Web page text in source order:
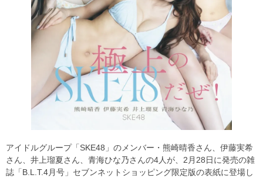
アイドルグループ「SKE48」のメンバー・熊崎晴香さん、伊藤実希
さん、井上瑠夏さん、青海ひな乃さんの4人が、2月28日に発売の雑
誌「B.L.T.4月号」セブンネットショッピング限定版の表紙に登場し